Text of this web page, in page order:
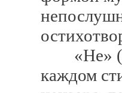
«Не»
каждом